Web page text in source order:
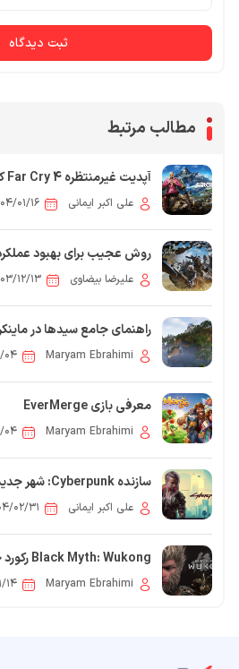
ثبت دیدگاه
مطالب مرتبط
آپدیت غیرمنتظره Far Cry 4 کاربران را شگفت‌زده کرد
علی اکبر ایمانی ۱۴۰۴/
Wilds روی PC فاش شدعلیرضا بیضاوی ۱۴۰۳/
راهنمای جامع سیدها در
Maryam Ebrahimi
معرفی بازی EverMerge
Maryam Ebrahimi
“شبیه شیکاگوی
علی اکبر ایمانی ۱۴۰۴/
Black Myth: Wukong رکورد جدیدی در فروش ثبت کرد!
Maryam Ebrahimi